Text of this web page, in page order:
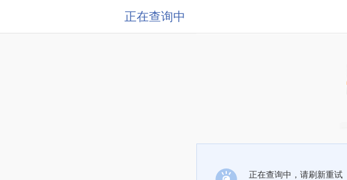
正在查询中
正在查询中，请刷新重试